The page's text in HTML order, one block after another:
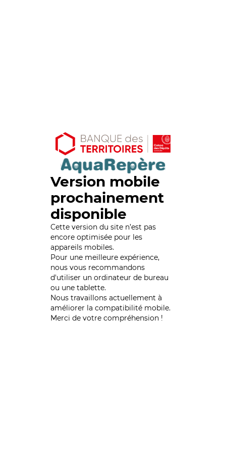
Version mobile
prochainement
disponible
Cette version du site n’est pas
encore optimisée pour les
appareils mobiles.
Pour une meilleure expérience,
nous vous recommandons
d'utiliser un ordinateur de bureau
ou une tablette.
Nous travaillons actuellement à
améliorer la compatibilité mobile.
Merci de votre compréhension !